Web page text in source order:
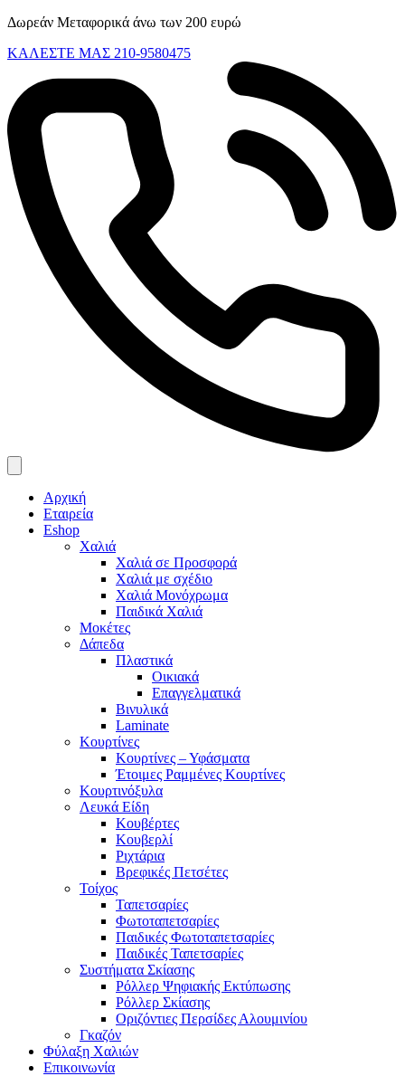
Skip
content
Δωρεάν Μεταφορικά άνω των 200 ευρώ
ΚΑΛΕΣΤΕ ΜΑΣ 210-9580475
Αρχική
Εταιρεία
Eshop
Χαλιά
Χαλιά σε Προσφορά
Χαλιά με σχέδιο
Χαλιά Μονόχρωμα
Παιδικά Χαλιά
Μοκέτες
Δάπεδα
Πλαστικά
Οικιακά
Επαγγελματικά
Βινυλικά
Laminate
Κουρτίνες
Κουρτίνες – Υφάσματα
Έτοιμες Ραμμένες Κουρτίνες
Κουρτινόξυλα
Λευκά Είδη
Κουβέρτες
Κουβερλί
Ριχτάρια
Βρεφικές Πετσέτες
Τοίχος
Ταπετσαρίες
Φωτοταπετσαρίες
Παιδικές Φωτοταπετσαρίες
Παιδικές Ταπετσαρίες
Συστήματα Σκίασης
Ρόλλερ Ψηφιακής Εκτύπωσης
Ρόλλερ Σκίασης
Οριζόντιες Περσίδες Αλουμινίου
Γκαζόν
Φύλαξη Χαλιών
Επικοινωνία